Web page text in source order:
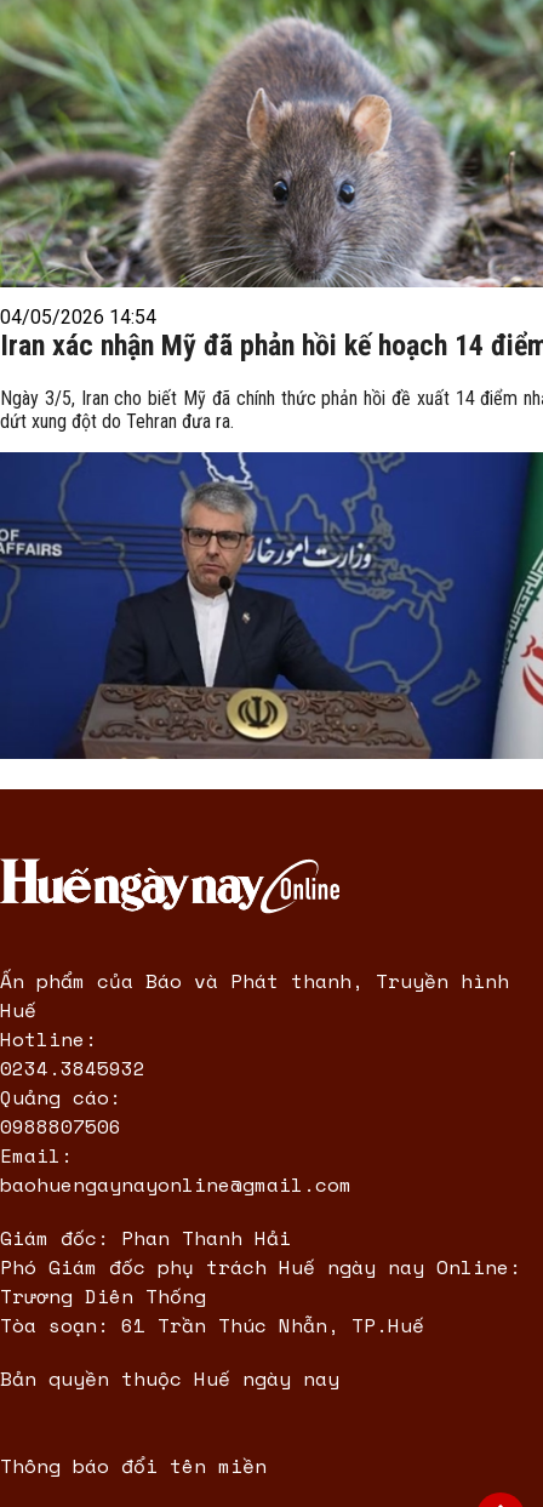
04/05/2026 14:54
Iran xác nhận Mỹ đã phản hồi kế hoạch 14
Ngày 3/5, Iran cho biết Mỹ đã chính thức phản hồi đề xuất 14 điểm
dứt xung đột do Tehran đưa ra.
Ấn phẩm của Báo và Phát thanh, Truyền hình
Huế
Hotline:
0234.3845932
Quảng cáo:
0988807506
Email:
baohuengaynayonline@gmail.com
Giám đốc: Phan Thanh Hải
Phó Giám đốc phụ trách Huế ngày nay Online:
Trương Diên Thống
Tòa soạn: 61 Trần Thúc Nhẫn, TP.Huế
Bản quyền thuộc Huế ngày nay
Thông báo đổi tên miền